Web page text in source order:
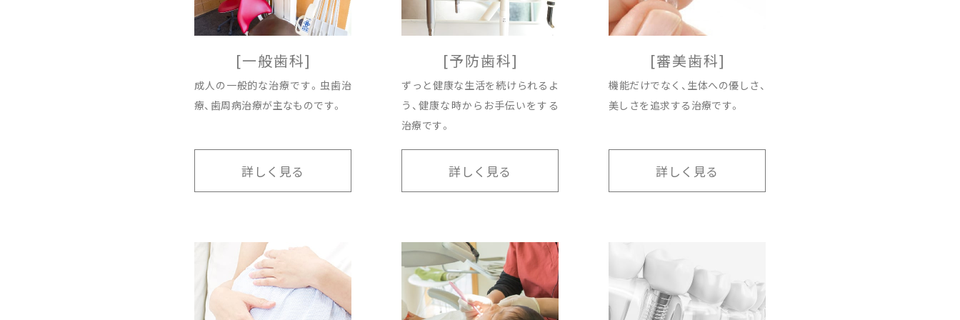
[一般歯科]
成人の一般的な治療です。虫歯治
療、歯周病治療が主なものです。
詳しく見る
[予防歯科]
ずっと健康な生活を続けられるよ
う、健康な時からお手伝いをする
治療です。
詳しく見る
[審美歯科]
機能だけでなく、生体への優しさ、
美しさを追求する治療です。
詳しく見る